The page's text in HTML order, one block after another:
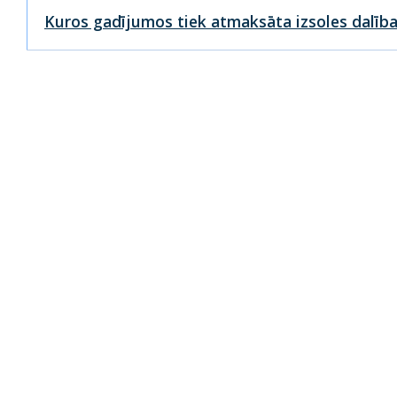
Kuros gadījumos tiek atmaksāta izsoles